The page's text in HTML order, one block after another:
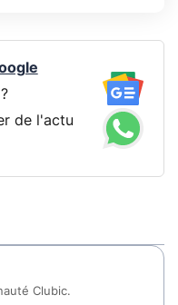
de l'actu
Clubic.